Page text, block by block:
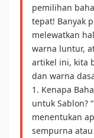
pemilihan
tepat! Banyak
melewatkan
warna luntur,
artikel ini, kita
dan warna
1. Kenapa
untuk Sablon?
menentukan
sempurna